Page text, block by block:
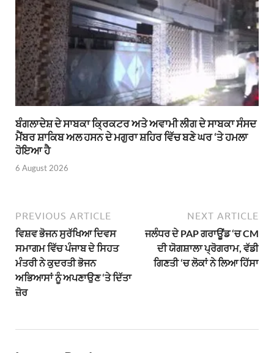
ਬੰਗਲਾਦੇਸ਼ ਦੇ ਸਾਬਕਾ ਕ੍ਰਿਕਟਰ ਅਤੇ ਅਵਾਮੀ ਲੀਗ ਦੇ ਸਾਬਕਾ ਸੰਸਦ
ਮੈਂਬਰ ਸ਼ਾਕਿਬ ਅਲ ਹਸਨ ਦੇ ਮਗੁਰਾ ਸ਼ਹਿਰ ਵਿੱਚ ਬਣੇ ਘਰ ‘ਤੇ ਹਮਲਾ
ਹੋਇਆ ਹੈ
6 August 2026
PREVIOUS ARTICLE
ਵਿਸ਼ਵ ਭੋਜਨ ਸੁਰੱਖਿਆ ਦਿਵਸ
ਸਮਾਗਮ ਵਿੱਚ ਪੰਜਾਬ ਦੇ ਸਿਹਤ
ਮੰਤਰੀ ਨੇ ਕੁਦਰਤੀ ਭੋਜਨ
ਅਭਿਆਸਾਂ ਨੂੰ ਅਪਣਾਉਣ ‘ਤੇ ਦਿੱਤਾ
ਜ਼ੋਰ
NEXT ARTICLE
ਜਲੰਧਰ ਦੇ PAP ਗਰਾਊਂਡ ‘ਚ CM
ਦੀ ਯੋਗਸ਼ਾਲਾ ਪ੍ਰੋਗਰਾਮ, ਵੱਡੀ
ਗਿਣਤੀ ‘ਚ ਲੋਕਾਂ ਨੇ ਲਿਆ ਹਿੱਸਾ